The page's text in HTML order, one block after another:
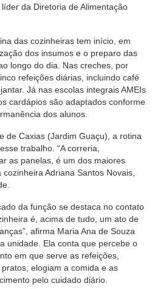
da Diretoria de Alimentação
das cozinheiras tem início, em
dos insumos e o preparo das
longo do dia. Nas creches, por
refeições diárias, incluindo café
Já nas escolas integrais AMEIs
cardápios são adaptados conforme
dos alunos.
de Caxias (Jardim Guaçu), a rotina
trabalho. “A correria,
as panelas, é um dos maiores
Adriana Santos Novais,
da função se destaca no contato
é, acima de tudo, um ato de
afirma Maria Ana de Souza
unidade. Ela conta que percebe o
em que serve as refeições,
elogiam a comida e as
pelo cuidado diário.